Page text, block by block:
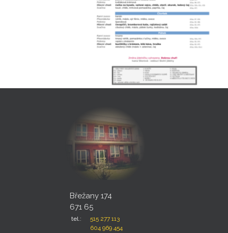
Břežany 174
671 65
tel.:
515 277 113
604 969 454